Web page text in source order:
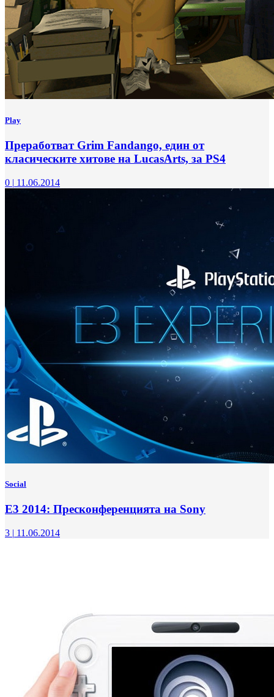
Play
Преработват Grim Fandango, един от
класическите хитове на LucasArts, за PS4
0 | 11.06.2014
Social
E3 2014: Пресконференцията на Sony
3 | 11.06.2014